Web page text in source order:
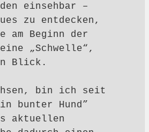
einsehbar –
zu entdecken,
am Beginn der
„Schwelle“,
Blick.
bin ich seit
bunter Hund”
aktuellen